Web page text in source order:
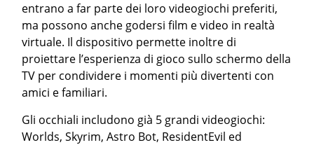
entrano a far parte dei loro videogiochi preferiti,
ma possono anche godersi film e video in realtà
virtuale. Il dispositivo permette inoltre di
proiettare l’esperienza di gioco sullo schermo della
TV per condividere i momenti più divertenti con
amici e familiari.
Gli occhiali includono già 5 grandi videogiochi:
Worlds, Skyrim, Astro Bot, ResidentEvil ed